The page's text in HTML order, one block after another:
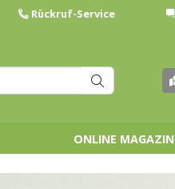
Rückruf-Service
ONLINE MAGAZIN